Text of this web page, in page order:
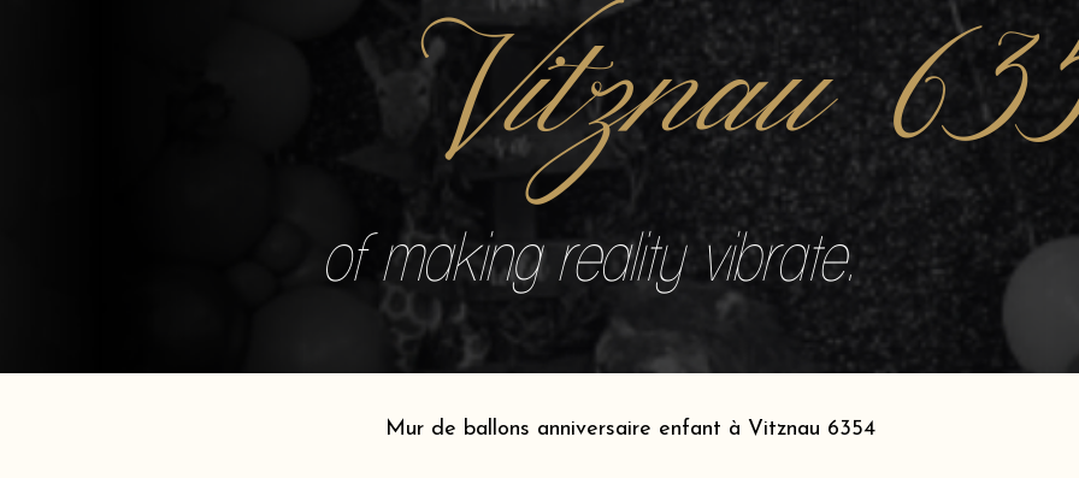
Vitznau
of making reality vibrate.
Mur de ballons anniversaire enfant à Vitznau 6354